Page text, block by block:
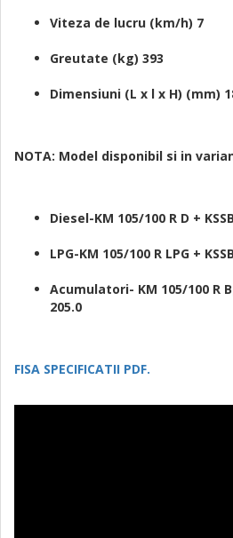
Viteza de lucru (km/h) 7
Greutate (kg) 393
Dimensiuni (L x l x H) (mm)
NOTA: Model disponibil si in
Diesel-KM 105/100 R D +
LPG-KM 105/100 R LPG +
Acumulatori- KM 105/100 R
205.0
FISA SPECIFICATII PDF.